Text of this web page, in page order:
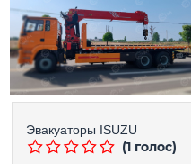
Эвакуаторы ISUZU
(1 голос)